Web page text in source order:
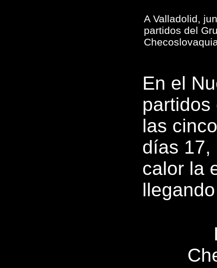
A Valladolid,
partidos del
En el
partidos
las
días 17,
calor la